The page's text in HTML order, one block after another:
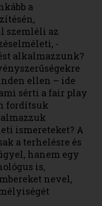
a
szemléli az
-
alkalmazzunk?
ellen – ide
sérti a fair play
fordítsuk
ismereteket? A
a terhelésre és
hanem egy
is,
nevel,